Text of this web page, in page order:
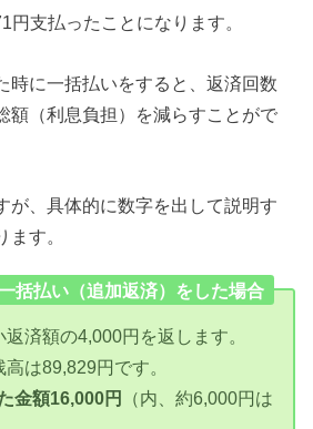
円支払ったことになります。
時に一括払いをすると、返済回数
額（利息負担）を減らすことがで
が、具体的に数字を出して説明す
ます。
括払い（追加返済）をした場合
済額の4,000円を返します。
は89,829円です。
金額16,000円
（内、約6,000円は